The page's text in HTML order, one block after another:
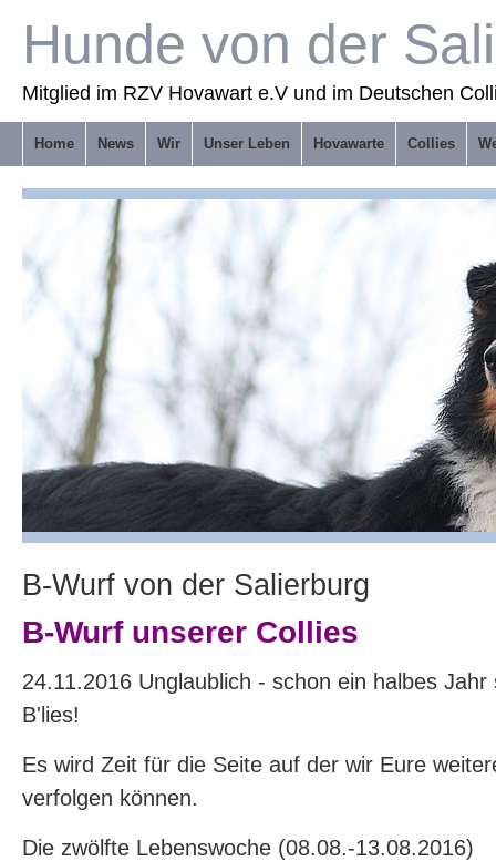
Hunde von der
Mitglied im RZV Hovawart e.V und im Deutschen
Home News Wir Unser Leben Hovawarte Collies
B-Wurf von der Salierburg
B-Wurf unserer Collies
24.11.2016 Unglaublich - schon ein halbes
B'lies!
Es wird Zeit für die Seite auf der wir Eure
verfolgen können.
Die zwölfte Lebenswoche (08.08.-13.08.2016)